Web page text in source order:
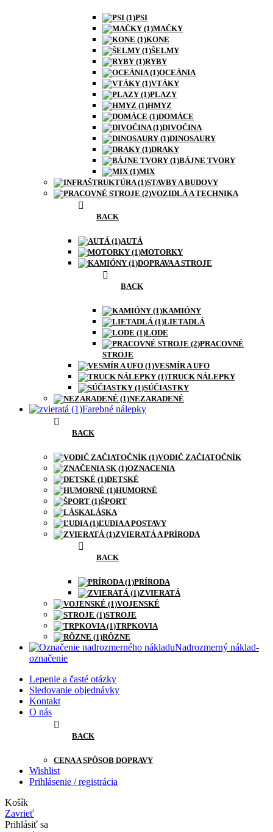
PSI
MAČKY
KONE
ŠELMY
RYBY
OCEÁNIA
VTÁKY
PLAZY
HMYZ
DOMÁCE
DIVOČINA
DINOSAURY
DRAKY
BÁJNE TVORY
MIX
STAVBY A BUDOVY
VOZIDLÁ A TECHNIKA
BACK
AUTÁ
MOTORKY
DOPRAVA A STROJE
BACK
KAMIÓNY
LIETADLÁ
LODE
PRACOVNÉ
STROJE
VESMÍR A UFO
TRUCK NÁLEPKY
SÚČIASTKY
NEZARADENÉ
Farebné nálepky
BACK
VODIČ ZAČIATOČNÍK
OZNACENIA
DETSKÉ
HUMORNÉ
ŠPORT
LÁSKA
ĽUDIA A POSTAVY
ZVIERATÁ A PRÍRODA
BACK
PRÍRODA
ZVIERATÁ
VOJENSKÉ
STROJE
TRPKOVIA
RÔZNE
Nadrozmerný náklad-
označenie
Lepenie a časté otázky
Sledovanie objednávky
Kontakt
O nás
BACK
CENA A SPÔSOB DOPRAVY
Wishlist
Prihlásenie / registrácia
Košík
Zavrieť
Prihlásiť sa